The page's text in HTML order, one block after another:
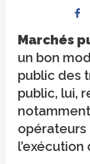
Marchés
un bon
public des
public, lui,
opérateurs